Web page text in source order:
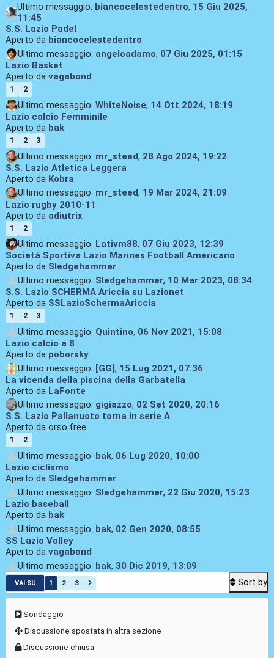
Ultimo messaggio: biancocelestedentro, 15 Giu 2025,
11:45
S.S. Lazio Padel
Aperto da biancocelestedentro
Ultimo messaggio: angeloadamo, 07 Giu 2025, 01:15
Lazio Basket
Aperto da vagabond
1 2
Ultimo messaggio: WhiteNoise, 14 Ott 2024, 18:19
Lazio calcio Femminile
Aperto da bak
1 2 3
Ultimo messaggio: mr_steed, 28 Ago 2024, 19:22
S.S. Lazio Atletica Leggera
Aperto da Kobra
Ultimo messaggio: mr_steed, 19 Mar 2024, 21:09
Lazio rugby 2010-11
Aperto da adiutrix
1 2
Ultimo messaggio: Lativm88, 07 Giu 2023, 12:39
Società Sportiva Lazio Marines Football Americano
Aperto da Sledgehammer
Ultimo messaggio: Sledgehammer, 10 Mar 2023, 08:34
S.S. Lazio SCHERMA Ariccia su Lazionet
Aperto da SSLazioSchermaAriccia
1 2 3
Ultimo messaggio: Quintino, 06 Nov 2021, 15:08
Lazio calcio a 8
Aperto da poborsky
Ultimo messaggio: [GG], 15 Lug 2021, 07:36
La vicenda della piscina della Garbatella
Aperto da LaFonte
Ultimo messaggio: gigiazzo, 02 Set 2020, 20:16
S.S. Lazio Pallanuoto torna in serie A
Aperto da orso.free
1 2
Ultimo messaggio: bak, 06 Lug 2020, 10:00
Lazio ciclismo
Aperto da Sledgehammer
Ultimo messaggio: Sledgehammer, 22 Giu 2020, 15:23
Lazio baseball
Aperto da bak
Ultimo messaggio: bak, 02 Gen 2020, 08:55
SS Lazio Volley
Aperto da vagabond
Ultimo messaggio: bak, 30 Dic 2019, 13:09
VAI SU 1 2 3 Sort by
Sondaggio
Discussione spostata in altra sezione
Discussione chiusa